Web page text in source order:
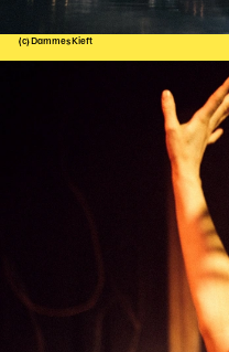
(c) Dammes Kieft